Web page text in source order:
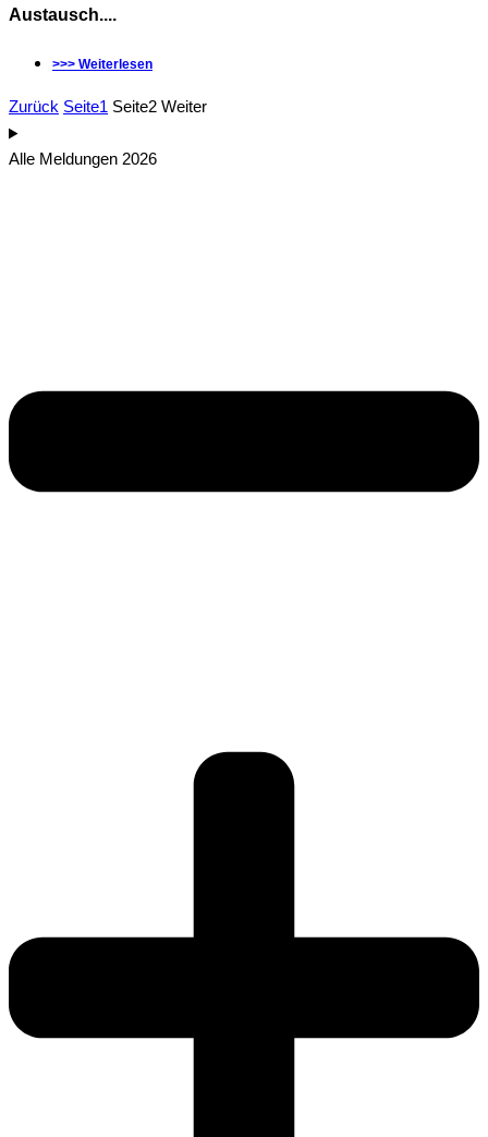
Austausch....
>>> Weiterlesen
Zurück Seite1 Seite2 Weiter
Alle Meldungen 2026